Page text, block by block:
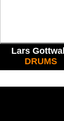
Lars
DRUMS